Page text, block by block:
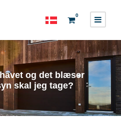
0
og det blæser
skal jeg tage?